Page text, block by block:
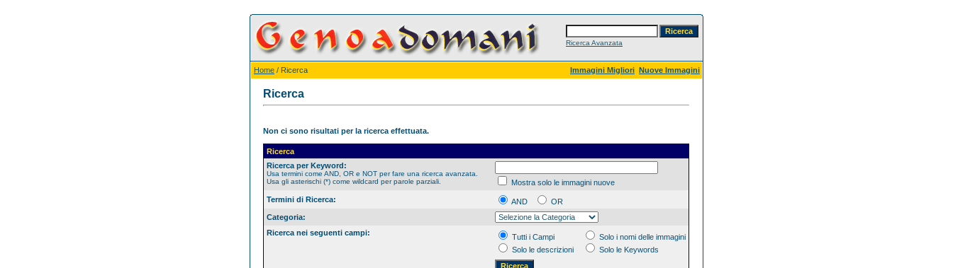
Ricerca Avanzata
Home / Ricerca Immagini Migliori Nuove Immagini
Ricerca
Non ci sono risultati per la ricerca effettuata.
Ricerca
Ricerca per Keyword:
Usa termini come AND, OR e NOT per fare una ricerca avanzata.
Usa gli asterischi (*) come wildcard per parole parziali.
Mostra solo le immagini nuove
Termini di Ricerca:
AND
OR
Categoria:
Ricerca nei seguenti campi:
Tutti i Campi
Solo i nomi delle immagini
Solo le descrizioni
Solo le Keywords